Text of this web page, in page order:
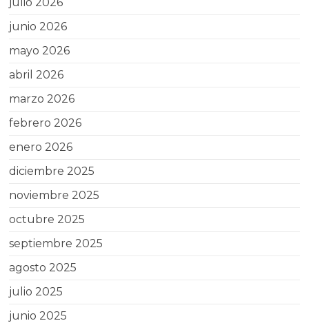
julio 2026
junio 2026
mayo 2026
abril 2026
marzo 2026
febrero 2026
enero 2026
diciembre 2025
noviembre 2025
octubre 2025
septiembre 2025
agosto 2025
julio 2025
junio 2025